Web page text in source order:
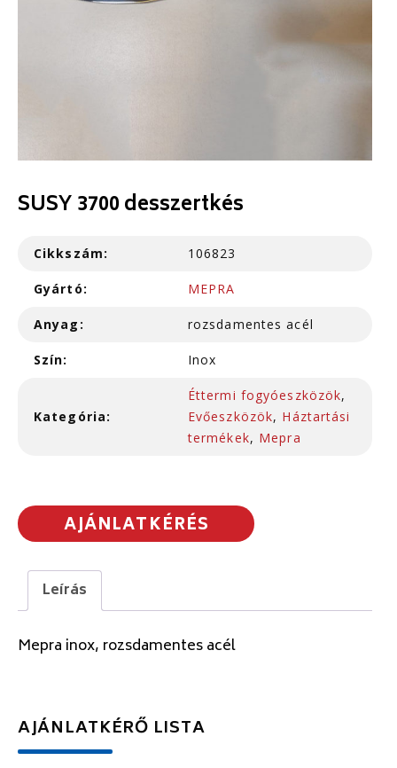
SUSY 3700 desszertkés
Cikkszám: 106823
Gyártó: MEPRA
Anyag: rozsdamentes acél
Szín: Inox
Kategória:
Éttermi fogyóeszközök,
Evőeszközök, Háztartási
termékek, Mepra
AJÁNLATKÉRÉS
Leírás
Mepra inox, rozsdamentes acél
AJÁNLATKÉRŐ LISTA